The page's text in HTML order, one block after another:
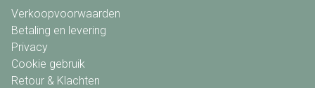
Verkoopvoorwaarden
Betaling en levering
Privacy
Cookie gebruik
Retour & Klachten